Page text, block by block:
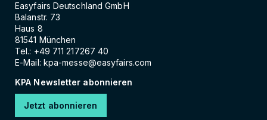
Easyfairs Deutschland GmbH
Balanstr. 73
Haus 8
81541 München
Tel.: +49 711 217267 40
E-Mail: kpa-messe@easyfairs.com
KPA Newsletter abonnieren
Jetzt abonnieren